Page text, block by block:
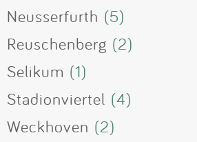
Neusserfurth (5)
Reuschenberg (2)
Selikum (1)
Stadionviertel (4)
Weckhoven (2)